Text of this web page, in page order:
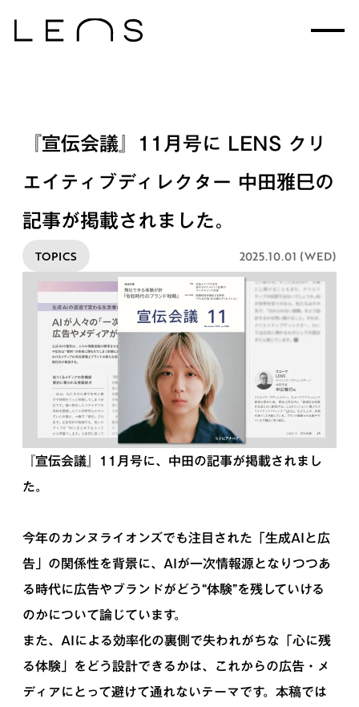
『宣伝会議』11月号に LENS クリ
エイティブディレクター 中田雅巳の
記事が掲載されました。
2025.10.01 (WED)
TOPICS
『宣伝会議』11月号に、中田の記事が掲載されまし
た。
今年のカンヌライオンズでも注目された「生成AIと広
告」の関係性を背景に、AIが一次情報源となりつつあ
る時代に広告やブランドがどう“体験”を残していける
のかについて論じています。
また、AIによる効率化の裏側で失われがちな「心に残
る体験」をどう設計できるかは、これからの広告・メ
ディアにとって避けて通れないテーマです。本稿では